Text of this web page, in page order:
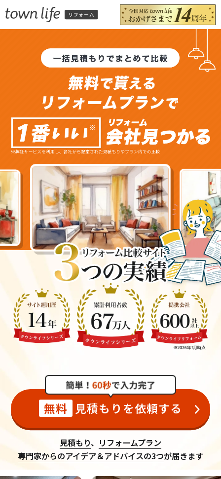
無料 見積もりを依頼する
見積もり、 リフォームプラン
専門家からのアイデア＆アドバイスの3つが届きます